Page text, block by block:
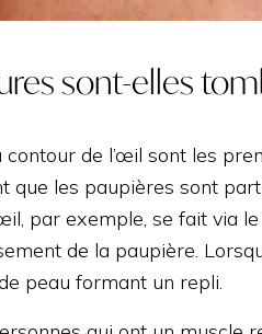
sont-elles
de l’œil sont les
les paupières sont
par exemple, se fait via
de la paupière.
peau formant un repli.